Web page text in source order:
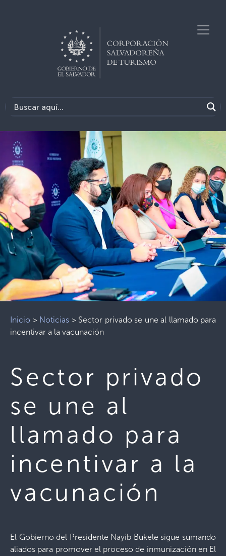
Inicio > Noticias > Sector privado se une al llamado para
incentivar a la vacunación
Sector privado
se une al
llamado para
incentivar a la
vacunación
El Gobierno del Presidente Nayib Bukele sigue sumando
aliados para promover el proceso de inmunización en El